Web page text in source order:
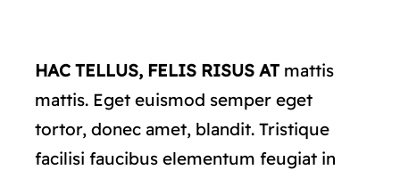
HAC TELLUS, FELIS RISUS ATmattis
mattis. Eget euismod semper eget
tortor, donec amet, blandit. Tristique
facilisi faucibus elementum feugiat in